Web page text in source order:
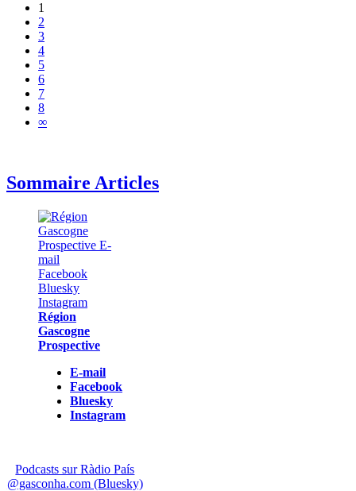
1
2
3
4
5
6
7
8
∞
Sommaire Articles
Région
Gascogne
Prospective
E-mail
Facebook
Bluesky
Instagram
Podcasts sur Ràdio País
@gasconha.com (Bluesky)